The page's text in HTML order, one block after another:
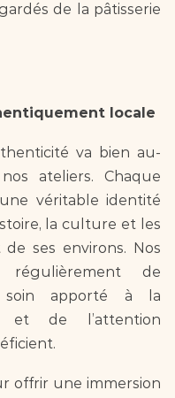
de la pâtisserie
locale
va bien au-
ateliers. Chaque
véritable identité
la culture et les
ses environs. Nos
régulièrement de
soin apporté à la
et de l’attention
offrir une immersion